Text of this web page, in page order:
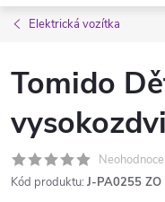
Elektrická vozítka
Tomido
Kód produktu: J-PA0255 ZO